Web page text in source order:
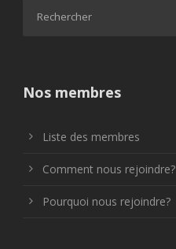
Nos membres
Liste des membres
Comment nous rejoindre?
Pourquoi nous rejoindre?